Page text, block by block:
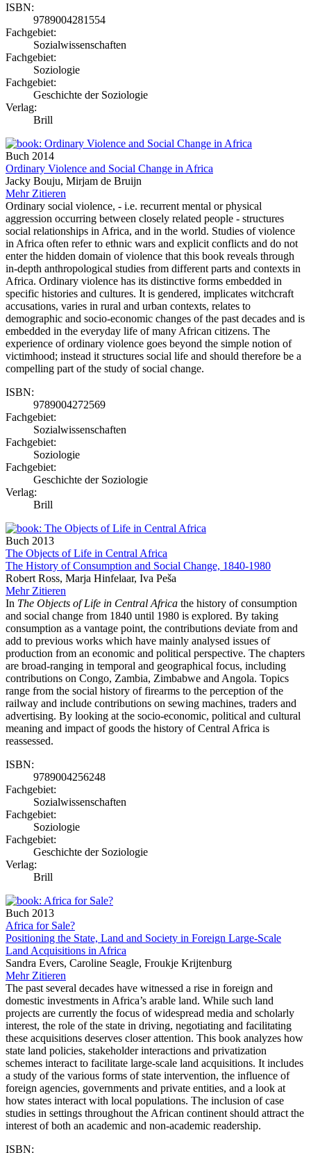
ISBN:
9789004281554
Fachgebiet:
Sozialwissenschaften
Fachgebiet:
Soziologie
Fachgebiet:
Geschichte der Soziologie
Verlag:
Brill
Buch 2014
Ordinary Violence and Social Change in Africa
Jacky Bouju, Mirjam de Bruijn
Mehr Zitieren
Ordinary social violence, - i.e. recurrent mental or physical
aggression occurring between closely related people - structures
social relationships in Africa, and in the world. Studies of violence
in Africa often refer to ethnic wars and explicit conflicts and do not
enter the hidden domain of violence that this book reveals through
in-depth anthropological studies from different parts and contexts in
Africa. Ordinary violence has its distinctive forms embedded in
specific histories and cultures. It is gendered, implicates witchcraft
accusations, varies in rural and urban contexts, relates to
demographic and socio-economic changes of the past decades and is
embedded in the everyday life of many African citizens. The
experience of ordinary violence goes beyond the simple notion of
victimhood; instead it structures social life and should therefore be a
compelling part of the study of social change.
ISBN:
9789004272569
Fachgebiet:
Sozialwissenschaften
Fachgebiet:
Soziologie
Fachgebiet:
Geschichte der Soziologie
Verlag:
Brill
Buch 2013
The Objects of Life in Central Africa
The History of Consumption and Social Change, 1840-1980
Robert Ross, Marja Hinfelaar, Iva Peša
Mehr Zitieren
In The Objects of Life in Central Africa the history of consumption
and social change from 1840 until 1980 is explored. By taking
consumption as a vantage point, the contributions deviate from and
add to previous works which have mainly analysed issues of
production from an economic and political perspective. The chapters
are broad-ranging in temporal and geographical focus, including
contributions on Congo, Zambia, Zimbabwe and Angola. Topics
range from the social history of firearms to the perception of the
railway and include contributions on sewing machines, traders and
advertising. By looking at the socio-economic, political and cultural
meaning and impact of goods the history of Central Africa is
reassessed.
ISBN:
9789004256248
Fachgebiet:
Sozialwissenschaften
Fachgebiet:
Soziologie
Fachgebiet:
Geschichte der Soziologie
Verlag:
Brill
Buch 2013
Africa for Sale?
Positioning the State, Land and Society in Foreign Large-Scale
Land Acquisitions in Africa
Sandra Evers, Caroline Seagle, Froukje Krijtenburg
Mehr Zitieren
The past several decades have witnessed a rise in foreign and
domestic investments in Africa’s arable land. While such land
projects are currently the focus of widespread media and scholarly
interest, the role of the state in driving, negotiating and facilitating
these acquisitions deserves closer attention. This book analyzes how
state land policies, stakeholder interactions and privatization
schemes interact to facilitate large-scale land acquisitions. It includes
a study of the various forms of state intervention, the influence of
foreign agencies, governments and private entities, and a look at
how states interact with local populations. The inclusion of case
studies in settings throughout the African continent should attract the
interest of both an academic and non-academic readership.
ISBN: